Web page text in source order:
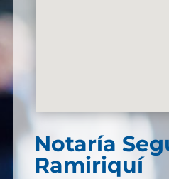
Notaría
Ramiriquí